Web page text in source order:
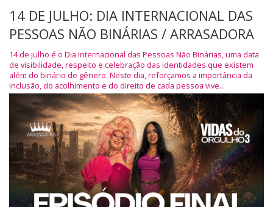
14 DE JULHO: DIA INTERNACIONAL DAS
PESSOAS NÃO BINÁRIAS / ARRASADORA
14 de julho é o Dia Internacional das Pessoas Não Binárias, uma data
de visibilidade, respeito e celebração das identidades que existem
além do binário de gênero. Neste dia, reforçamos a importância da
inclusão, do acolhimento e do direito de cada pessoa vive...